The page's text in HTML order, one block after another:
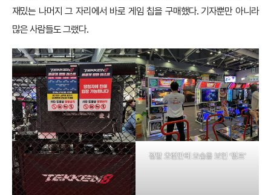
재밌는 나머지 그 자리에서 바로 게임 칩을 구매했다. 기자뿐만 아니라
많은 사람들도 그랬다.
정말 오랜만에 모습을 보인 ‘펌프’